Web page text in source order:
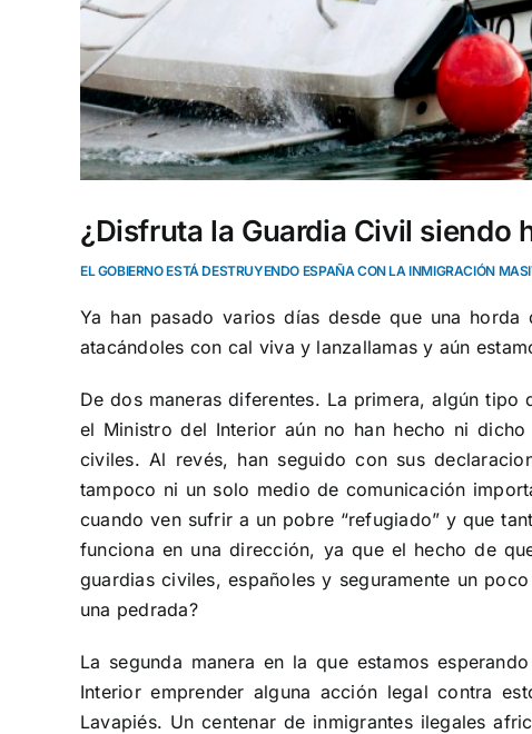
¿Disfruta la Guardia Civil siendo
EL GOBIERNO ESTÁ DESTRUYENDO ESPAÑA CON LA INMIGRACIÓN
Ya han pasado varios días desde que una
atacándoles con cal viva y lanzallamas y aún
De dos maneras diferentes. La primera, algún
el Ministro del Interior aún no han hecho ni
civiles. Al revés, han seguido con sus
tampoco ni un solo medio de comunicación
cuando ven sufrir a un pobre “refugiado” y que
funciona en una dirección, ya que el hecho de
guardias civiles, españoles y seguramente un
una pedrada?
La segunda manera en la que estamos
Interior emprender alguna acción legal contra
Lavapiés. Un centenar de inmigrantes ilegales